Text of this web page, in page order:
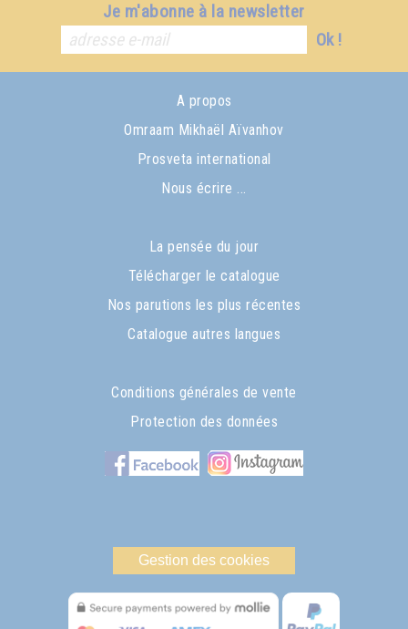
Je m'abonne à la newsletter
Ok !
A propos
Omraam Mikhaël Aïvanhov
Prosveta international
Nous écrire ...
La pensée du jour
Télécharger le catalogue
Nos parutions les plus récentes
Catalogue autres langues
Conditions générales de vente
Protection des données
Gestion des cookies